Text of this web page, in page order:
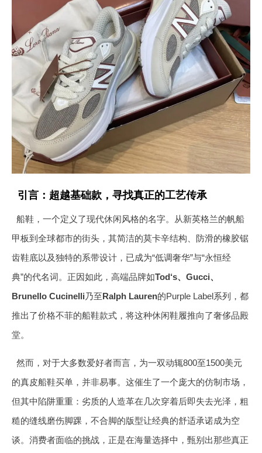
引言：超越基础款，寻找真正的工艺传承
船鞋，一个定义了现代休闲风格的名字。从新英格兰的帆船
甲板到全球都市的街头，其简洁的莫卡辛结构、防滑的橡胶锯
齿鞋底以及独特的系带设计，已成为“低调奢华”与“永恒经
典”的代名词。正因如此，高端品牌如Tod‘s、Gucci、
Brunello Cucinelli乃至Ralph Lauren的Purple Label系列，都
推出了价格不菲的船鞋款式，将这种休闲鞋履推向了奢侈品殿
堂。
然而，对于大多数爱好者而言，为一双动辄800至1500美元
的真皮船鞋买单，并非易事。这催生了一个庞大的仿制市场，
但其中陷阱重重：劣质的人造革在几次穿着后即失去光泽，粗
糙的缝线磨伤脚踝，不合脚的版型让经典的舒适承诺成为空
谈。消费者面临的挑战，正是在海量选择中，甄别出那些真正